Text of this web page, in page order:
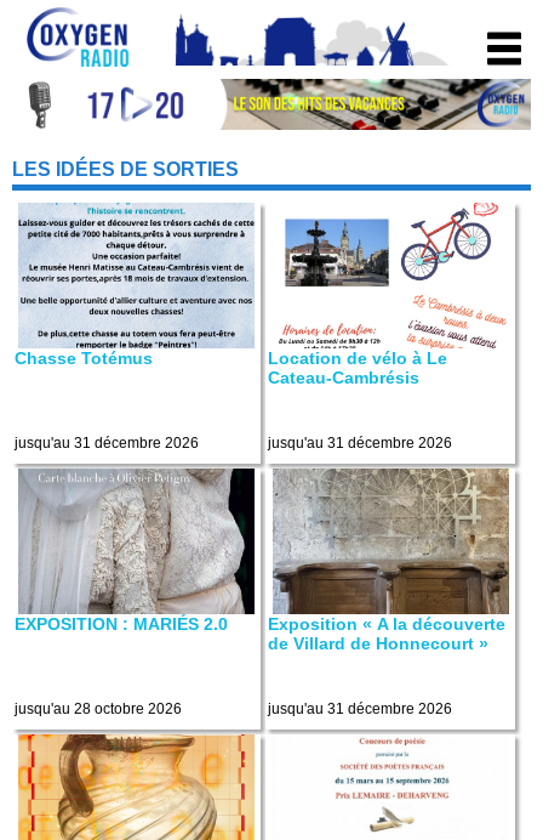
LES IDÉES DE SORTIES
Chasse Totémus
jusqu'au 31 décembre 2026
Location de vélo à Le
Cateau-Cambrésis
jusqu'au 31 décembre 2026
EXPOSITION : MARIÉS 2.0
jusqu'au 28 octobre 2026
Exposition « A la découverte
de Villard de Honnecourt »
jusqu'au 31 décembre 2026